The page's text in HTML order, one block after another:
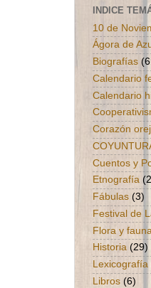
INDICE
10 de
Ágora de
Biografías
Calendario
Calendario
Corazón
Cuentos y
Etnografía
Fábulas (3)
Festival de
Flora y fauna
Historia (29)
Lexicografía
Libros (6)